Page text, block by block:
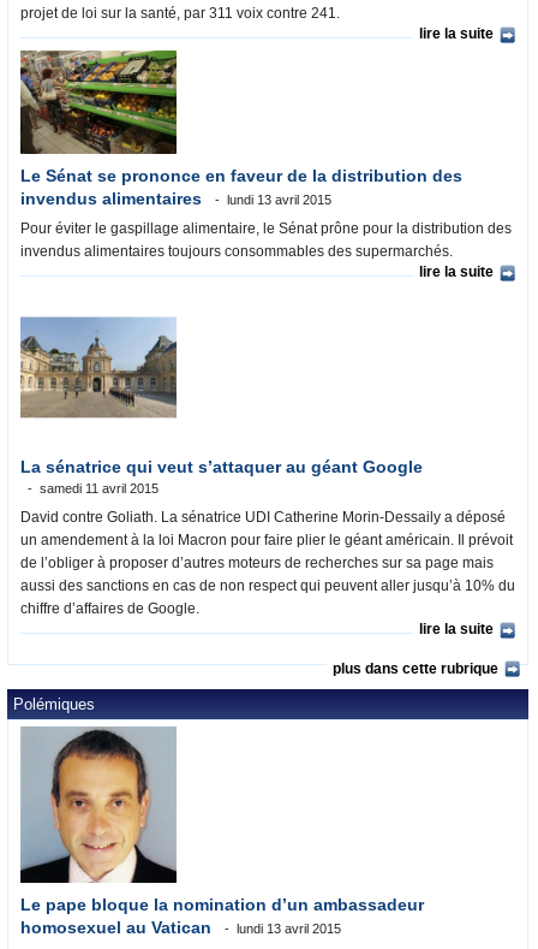
projet de loi sur la santé, par 311 voix contre 241.
lire la suite
Le Sénat se prononce en faveur de la distribution des
invendus alimentaires
lundi 13 avril 2015
Pour éviter le gaspillage alimentaire, le Sénat prône pour la distribution des
invendus alimentaires toujours consommables des supermarchés.
lire la suite
La sénatrice qui veut s’attaquer au géant Google
samedi 11 avril 2015
David contre Goliath. La sénatrice UDI Catherine Morin-Dessaily a déposé
un amendement à la loi Macron pour faire plier le géant américain. Il prévoit
de l’obliger à proposer d’autres moteurs de recherches sur sa page mais
aussi des sanctions en cas de non respect qui peuvent aller jusqu’à 10% du
chiffre d’affaires de Google.
lire la suite
plus dans cette rubrique
Polémiques
Le pape bloque la nomination d’un ambassadeur
homosexuel au Vatican
lundi 13 avril 2015